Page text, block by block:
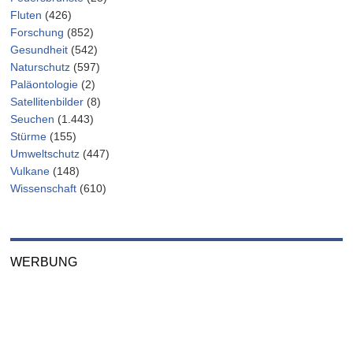
Fluten (426)
Forschung (852)
Gesundheit (542)
Naturschutz (597)
Paläontologie (2)
Satellitenbilder (8)
Seuchen (1.443)
Stürme (155)
Umweltschutz (447)
Vulkane (148)
Wissenschaft (610)
WERBUNG